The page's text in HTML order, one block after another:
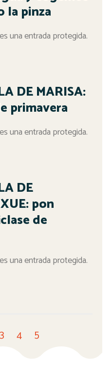
la pinza
una entrada protegida.
DE MARISA:
primavera
una entrada protegida.
DE
pon
de
una entrada protegida.
3 4 5